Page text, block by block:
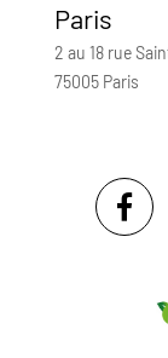
Paris
2 au 18 rue
75005 Paris